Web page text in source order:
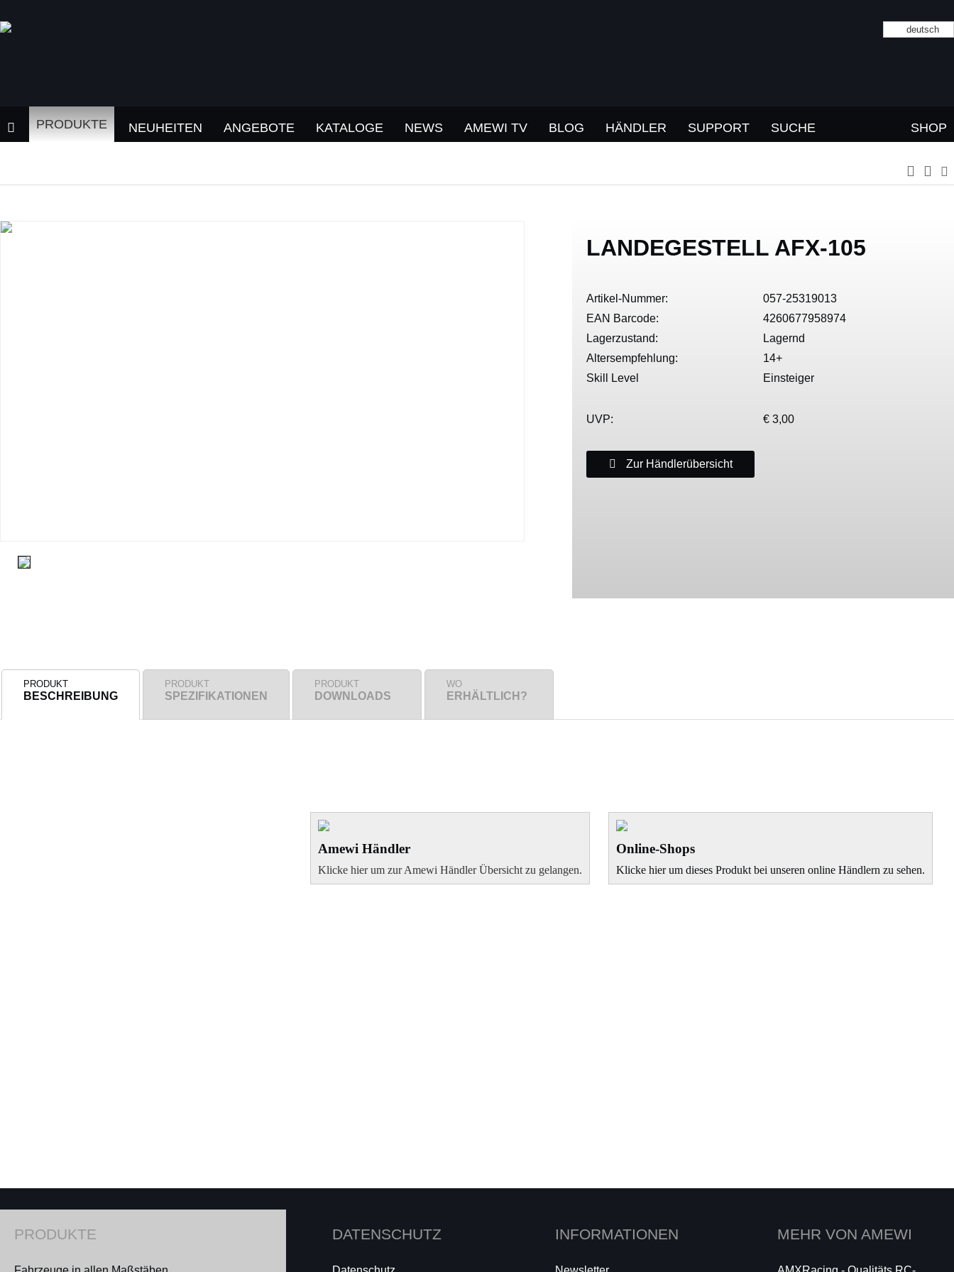
deutsch
PRODUKTE NEUHEITEN ANGEBOTE KATALOGE NEWS AMEWI TV BLOG HÄNDLER SUPPORT SUCHE SHOP
LANDEGESTELL AFX-105
Artikel-Nummer:
057-25319013
EAN Barcode:
4260677958974
Lagerzustand:
Lagernd
Altersempfehlung:
14+
Skill Level
Einsteiger
UVP: € 3,00
Zur Händlerübersicht
PRODUKT
BESCHREIBUNG
PRODUKT
SPEZIFIKATIONEN
PRODUKT
DOWNLOADS
WO
ERHÄLTLICH?
Amewi Händler
Klicke hier um zur Amewi Händler Übersicht zu gelangen.
Online-Shops
Klicke hier um dieses Produkt bei unseren online Händlern zu sehen.
PRODUKTE DATENSCHUTZ INFORMATIONEN MEHR VON AMEWI